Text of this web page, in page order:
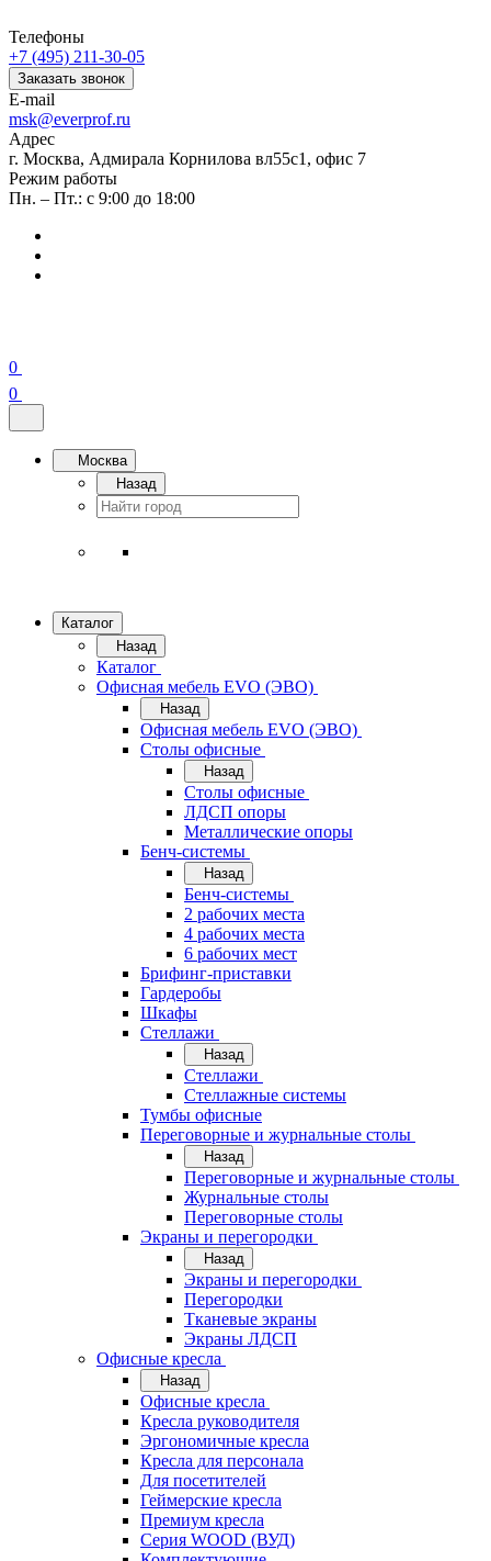
Телефоны
+7 (495) 211-30-05
Заказать звонок
E-mail
msk@everprof.ru
Адрес
г. Москва, Адмирала Корнилова вл55с1, офис 7
Режим работы
Пн. – Пт.: с 9:00 до 18:00
0
0
Москва
Назад
Каталог
Назад
Каталог
Офисная мебель EVO (ЭВО)
Назад
Офисная мебель EVO (ЭВО)
Cтолы офисные
Назад
Cтолы офисные
ЛДСП опоры
Металлические опоры
Бенч-системы
Назад
Бенч-системы
2 рабочих места
4 рабочих места
6 рабочих мест
Брифинг-приставки
Гардеробы
Шкафы
Стеллажи
Назад
Стеллажи
Стеллажные системы
Тумбы офисные
Переговорные и журнальные столы
Назад
Переговорные и журнальные столы
Журнальные столы
Переговорные столы
Экраны и перегородки
Назад
Экраны и перегородки
Перегородки
Тканевые экраны
Экраны ЛДСП
Офисные кресла
Назад
Офисные кресла
Кресла руководителя
Эргономичные кресла
Кресла для персонала
Для посетителей
Геймерские кресла
Премиум кресла
Серия WOOD (ВУД)